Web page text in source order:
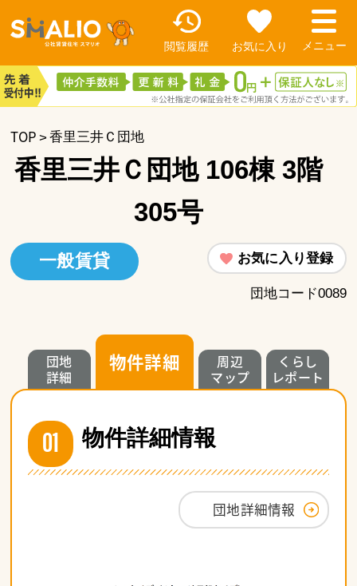
閲覧履歴 お気に入り
TOP 香里三井Ｃ団地
香里三井Ｃ団地 106棟 3階
305号
一般賃貸 お気に入り登録
団地コード0089
団地
詳細
物件詳細
周辺
マップ
くらし
レポート
01 物件詳細情報
団地詳細情報